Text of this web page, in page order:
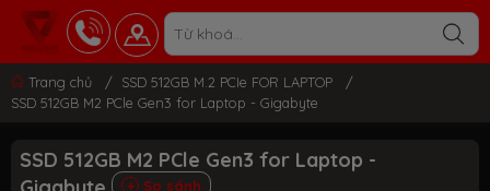
Trang chủ / SSD 512GB M.2 PCIe FOR LAPTOP
/
SSD 512GB M2 PCle Gen3 for Laptop - Gigabyte
SSD 512GB M2 PCle Gen3 for Laptop -
So sánh